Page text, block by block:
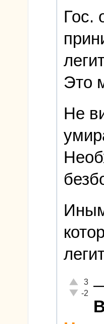
Гос.
Это
Не
Отлично!
3
-2